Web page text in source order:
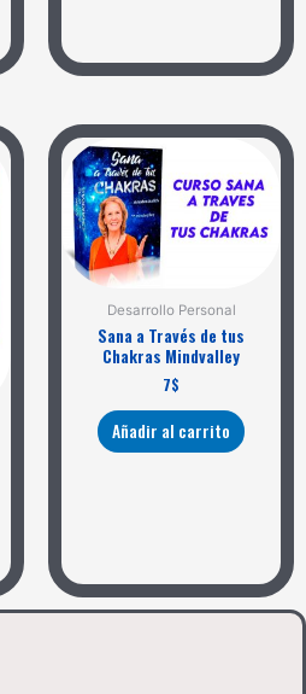
Desarrollo Personal
Sana a Través de tus
Chakras Mindvalley
7$
Añadir al carrito